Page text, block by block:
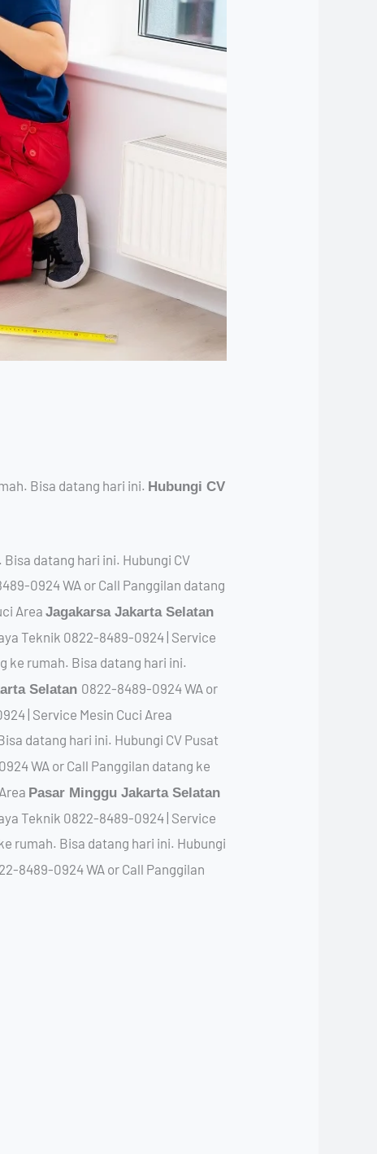
Bisa datang hari ini. Hubungi CV
datang hari ini. Hubungi CV
0924 WA or Call Panggilan datang
AreaJagakarsa Jakarta Selatan
Teknik 0822-8489-0924 | Service
ke rumah. Bisa datang hari ini.
Selatan 0822-8489-0924 WA or
| Service Mesin Cuci Area
datang hari ini. Hubungi CV Pusat
WA or Call Panggilan datang ke
Pasar Minggu Jakarta Selatan
Teknik 0822-8489-0924 | Service
rumah. Bisa datang hari ini. Hubungi
8489-0924 WA or Call Panggilan